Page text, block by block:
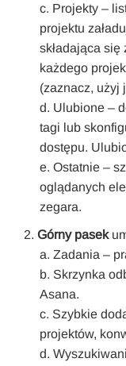
Projekty –
projektu
składająca się
każdego
(zaznacz, użyj
Ulubione –
tagi lub
dostępu.
Ostatnie –
oglądanych
zegara.
Górny pasek
Zadania –
Skrzynka
Asana.
Szybkie
projektów,